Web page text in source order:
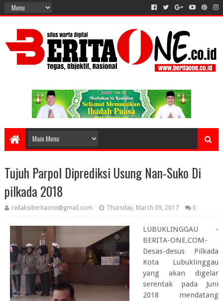
Tujuh Parpol Diprediksi Usung Nan-Suko Di
pilkada 2018
redaksiberitaone@gmail.com Thursday, March 09, 2017 0
LUBUKLINGGAU -
BERITA-ONE.COM-
Desas-desus Pilkada
Kota Lubuklinggau
yang akan digelar
serentak pada Juni
2018 mendatang